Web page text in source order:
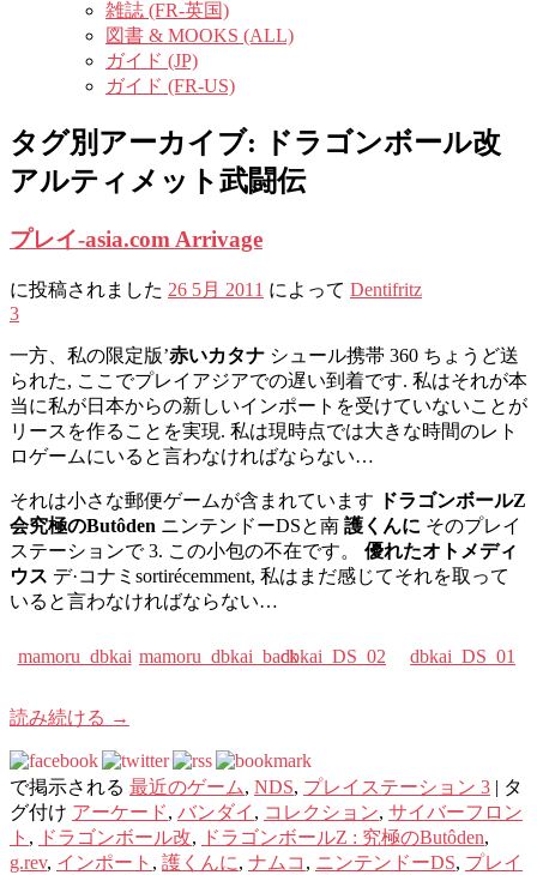
雑誌 (FR-英国)
図書 & MOOKS (ALL)
ガイド (JP)
ガイド (FR-US)
タグ別アーカイブ:
ドラゴンボール改
アルティメット武闘伝
プレイ-asia.com Arrivage
に投稿されました 26 5月 2011 によって Dentifritz
3
一方、私の限定版’赤いカタナ シュール携帯 360 ちょうど送
られた, ここでプレイアジアでの遅い到着です. 私はそれが本
当に私が日本からの新しいインポートを受けていないことが
リースを作ることを実現. 私は現時点では大きな時間のレト
ロゲームにいると言わなければならない…
それは小さな郵便ゲームが含まれています
ドラゴンボールZ
会究極のButôden ニンテンドーDSと南 護くんに そのプレイ
ステーションで 3. この小包の不在です。 優れたオトメディ
ウス デ·コナミsortirécemment, 私はまだ感じてそれを取って
いると言わなければならない…
mamoru_dbkai mamoru_dbkai_backdbkai_DS_02 dbkai_DS_01
読み続ける →
で掲示される 最近のゲーム, NDS, プレイステーション 3 | タ
グ付け アーケード, バンダイ , コレクション, サイバーフロン
ト , ドラゴンボール改, ドラゴンボールZ : 究極のButôden,
g.rev, インポート , 護くんに, ナムコ , ニンテンドーDS, プレイ